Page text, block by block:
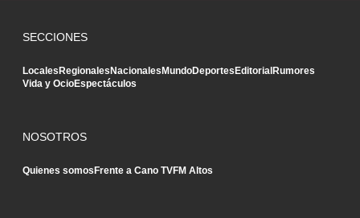
SECCIONES
LocalesRegionalesNacionalesMundoDeportesEditorialRumores
Vida y OcioEspectáculos
NOSOTROS
Quienes somosFrente a Cano TVFM Altos